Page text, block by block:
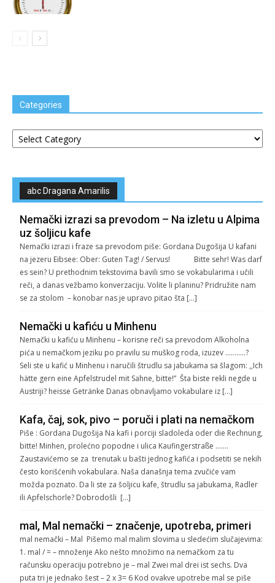
Categories
Categories
abc Dragana Amarilis
Nemački izrazi sa prevodom – Na izletu u Alpima
uz šoljicu kafe
Nemački izrazi i fraze sa prevodom piše: Gordana Dugošija U kafani
na jezeru Eibsee: Ober: Guten Tag! / Servus! Bitte sehr! Was darf
es sein? U prethodnim tekstovima bavili smo se vokabularima i učili
reči, a danas vežbamo konverzaciju. Volite li planinu? Pridružite nam
se za stolom – konobar nas je upravo pitao šta […]
Nemački u kafiću u Minhenu
Nemački u kafiću u Minhenu – korisne reči sa prevodom Alkoholna
pića u nemačkom jeziku po pravilu su muškog roda, izuzev ………..?
Seli ste u kafić u Minhenu i naručili štrudlu sa jabukama sa šlagom: ,,Ich
hätte gern eine Apfelstrudel mit Sahne, bitte!” Šta biste rekli negde u
Austriji? heisse Getränke Danas obnavljamo vokabulare iz […]
Kafa, čaj, sok, pivo – poruči i plati na nemačkom
Piše : Gordana Dugošija Na kafi i porciji sladoleda oder die Rechnung,
bitte! Minhen, prolećno popodne i ulica Kaufingerstraße …….
Zaustavićemo se za trenutak u bašti jednog kafića i podsetiti se nekih
često korišćenih vokabulara. Naša današnja tema zvučiće vam
možda poznato. Da li ste za šoljicu kafe, štrudlu sa jabukama, Radler
ili Apfelschorle? Dobrodošli […]
mal, Mal nemački – značenje, upotreba, primeri
mal nemački – Mal Pišemo mal malim slovima u sledećim slučajevima:
1. mal / = – množenje Ako nešto množimo na nemačkom za tu
računsku operaciju potrebno je – mal Zwei mal drei ist sechs. Dva
puta tri je jednako šest – 2 x 3= 6 Kod ovakve upotrebe mal se piše